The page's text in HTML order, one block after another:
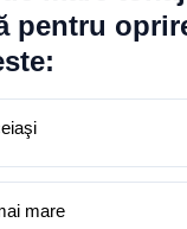
pentru
mare